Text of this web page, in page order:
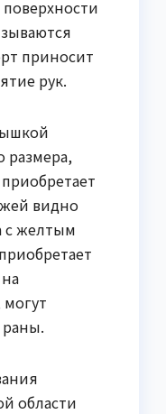
приносит
рук.
размера,
видно
с желтым
раны.
области